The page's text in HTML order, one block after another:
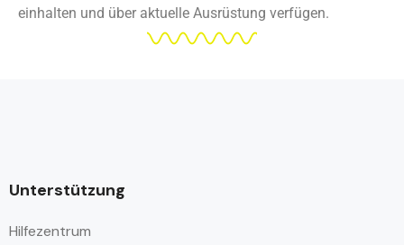
einhalten und über aktuelle Ausrüstung verfügen.
Unterstützung
Hilfezentrum